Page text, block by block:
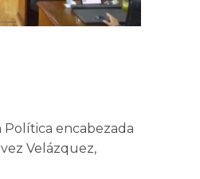
Política encabezada
Velázquez,